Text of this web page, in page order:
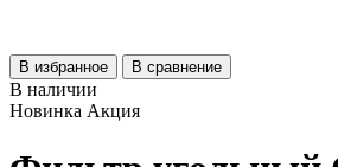
В избранное В сравнение
В наличии
Новинка Акция